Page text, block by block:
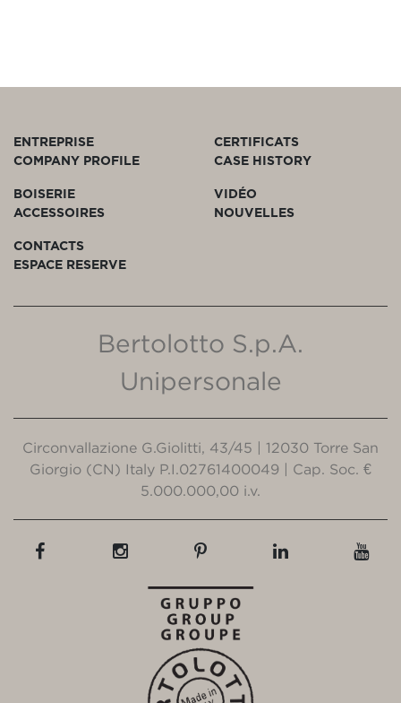
ENTREPRISE
COMPANY PROFILE
CERTIFICATS
CASE HISTORY
BOISERIE
ACCESSOIRES
VIDÉO
NOUVELLES
CONTACTS
ESPACE RESERVE
Bertolotto S.p.A.
Unipersonale
Circonvallazione G.Giolitti, 43/45 | 12030 Torre San
Giorgio (CN) Italy P.I.02761400049 | Cap. Soc. €
5.000.000,00 i.v.